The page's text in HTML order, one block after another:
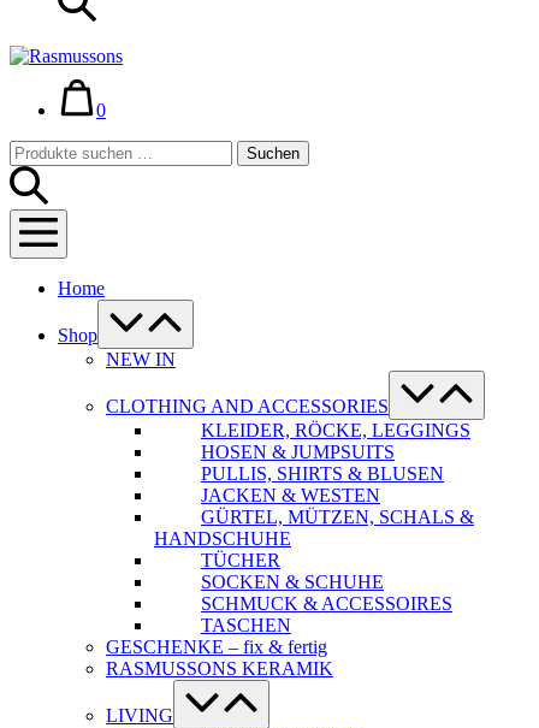
Warenkorb
0im
Suche-
Schalter
Suchen
nach:
Suchen
Menü-
Schalter
Home
Shop
Menü-
Schalter
NEW IN
CLOTHING AND ACCESSORIES
Menü-
Schalter
KLEIDER, RÖCKE, LEGGINGS
HOSEN & JUMPSUITS
PULLIS, SHIRTS & BLUSEN
JACKEN & WESTEN
GÜRTEL, MÜTZEN, SCHALS &
HANDSCHUHE
TÜCHER
SOCKEN & SCHUHE
SCHMUCK & ACCESSOIRES
TASCHEN
GESCHENKE – fix & fertig
RASMUSSONS KERAMIK
LIVING
Menü-
Schalter